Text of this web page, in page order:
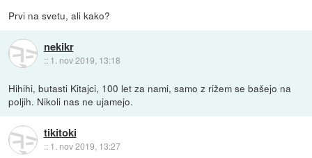
Prvi na svetu, ali kako?
nekikr
:: 1. nov 2019, 13:18
Hihihi, butasti Kitajci, 100 let za nami, samo z rižem se bašejo na
poljih. Nikoli nas ne ujamejo.
tikitoki
:: 1. nov 2019, 13:27